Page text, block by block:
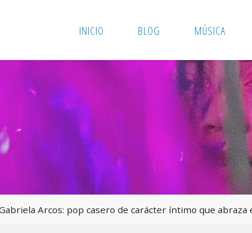
INICIO BLOG MÚSICA
Arcos: pop casero de carácter íntimo que abraza